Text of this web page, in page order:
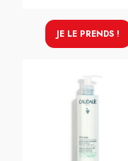
JE LE PRENDS !